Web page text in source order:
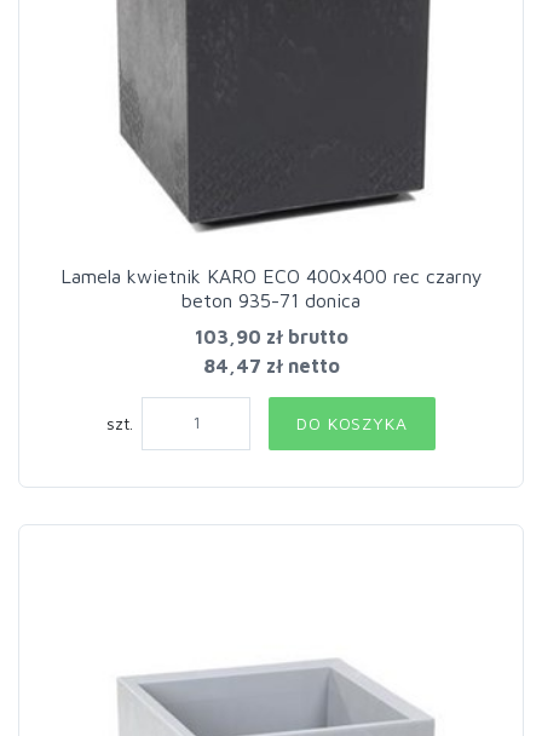
Lamela kwietnik KARO ECO 400x400 rec czarny
beton 935-71 donica
103,90 złbrutto
84,47 zł netto
szt. DO KOSZYKA